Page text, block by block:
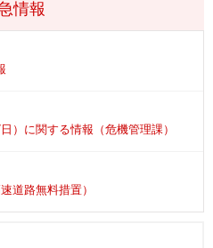
情報
）に関する情報（危機管理課）
道路無料措置）